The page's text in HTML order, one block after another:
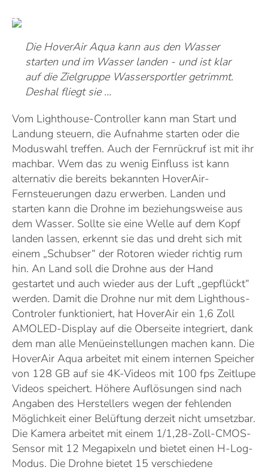
Die HoverAir Aqua kann aus den Wasser
starten und im Wasser landen - und ist klar
auf die Zielgruppe Wassersportler getrimmt.
Deshal fliegt sie ...
Vom Lighthouse-Controller kann man Start und
Landung steuern, die Aufnahme starten oder die
Moduswahl treffen. Auch der Fernrückruf ist mit ihr
machbar. Wem das zu wenig Einfluss ist kann
alternativ die bereits bekannten HoverAir-
Fernsteuerungen dazu erwerben. Landen und
starten kann die Drohne im beziehungsweise aus
dem Wasser. Sollte sie eine Welle auf dem Kopf
landen lassen, erkennt sie das und dreht sich mit
einem „Schubser“ der Rotoren wieder richtig rum
hin. An Land soll die Drohne aus der Hand
gestartet und auch wieder aus der Luft „gepflückt“
werden. Damit die Drohne nur mit dem Lighthous-
Controler funktioniert, hat HoverAir ein 1,6 Zoll
AMOLED-Display auf die Oberseite integriert, dank
dem man alle Menüeinstellungen machen kann. Die
HoverAir Aqua arbeitet mit einem internen Speicher
von 128 GB auf sie 4K-Videos mit 100 fps Zeitlupe
Videos speichert. Höhere Auflösungen sind nach
Angaben des Herstellers wegen der fehlenden
Möglichkeit einer Belüftung derzeit nicht umsetzbar.
Die Kamera arbeitet mit einem 1/1,28-Zoll-CMOS-
Sensor mit 12 Megapixeln und bietet einen H-Log-
Modus. Die Drohne bietet 15 verschiedene